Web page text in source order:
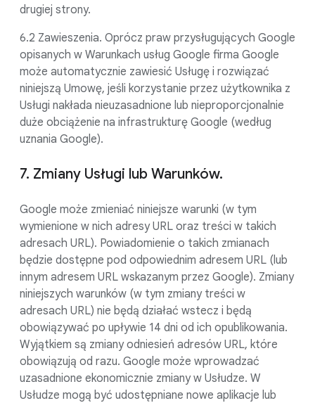
drugiej strony.
6.2 Zawieszenia. Oprócz praw przysługujących Google
opisanych w Warunkach usług Google firma Google
może automatycznie zawiesić Usługę i rozwiązać
niniejszą Umowę, jeśli korzystanie przez użytkownika z
Usługi nakłada nieuzasadnione lub nieproporcjonalnie
duże obciążenie na infrastrukturę Google (według
uznania Google).
7. Zmiany Usługi lub Warunków.
Google może zmieniać niniejsze warunki (w tym
wymienione w nich adresy URL oraz treści w takich
adresach URL). Powiadomienie o takich zmianach
będzie dostępne pod odpowiednim adresem URL (lub
innym adresem URL wskazanym przez Google). Zmiany
niniejszych warunków (w tym zmiany treści w
adresach URL) nie będą działać wstecz i będą
obowiązywać po upływie 14 dni od ich opublikowania.
Wyjątkiem są zmiany odniesień adresów URL, które
obowiązują od razu. Google może wprowadzać
uzasadnione ekonomicznie zmiany w Usłudze. W
Usłudze mogą być udostępniane nowe aplikacje lub